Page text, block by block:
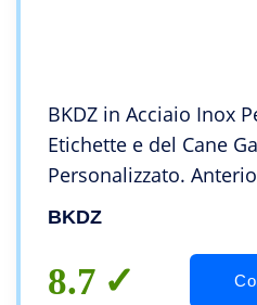
BKDZ in Acciaio Inox
Etichette e del Cane
Personalizzato.
Engraving.(L, Osso
BKDZ
8.7